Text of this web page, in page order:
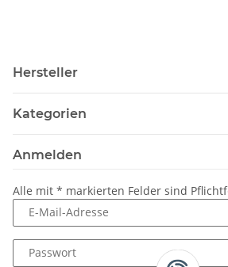
Hersteller
Kategorien
Anmelden
Alle mit * markierten Felder sind
E-Mail-Adresse
Passwort